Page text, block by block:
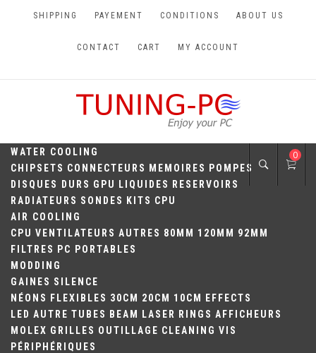
SHIPPING PAYEMENT CONDITIONS ABOUT US
CONTACT CART MY ACCOUNT
TUNING-PC
WATER COOLING
CHIPSETS CONNECTEURS MEMOIRES
POMPES
DISQUES DURS GPU LIQUIDES
RESERVOIRS
RADIATEURS SONDES KITS CPU
AIR COOLING
CPU VENTILATEURS AUTRES 80MM 120MM
92MM
FILTRES
PC PORTABLES
MODDING
GAINES SILENCE
NÉONS
FLEXIBLES 30CM 20CM 10CM
EFFECTS
LED AUTRE TUBES BEAM LASER RINGS AFFICHEURS
MOLEX GRILLES OUTILLAGE CLEANING VIS
PÉRIPHÉRIQUES
0